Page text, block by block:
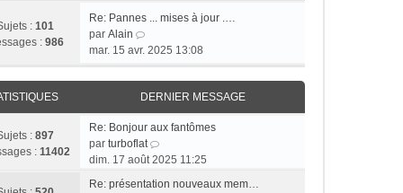
: 101
: 986
Re: Pannes ... mises à jour .…
par Alain
o
n
s
u
l
t
e
r
l
mar. 15 avr. 2025 13:08
DERNIER MESSAGE
: 897
: 11402
Re: Bonjour aux fantômes
par turboflat
o
dim. 17 août 2025 11:25
Re: présentation nouveaux mem…